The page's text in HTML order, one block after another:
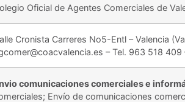
Oficial de Agentes Comerciales de
Cronista Carreres No5-Entl – Valencia
– Tel. 963 518 409
comunicaciones comerciales e
Envío de comunicaciones